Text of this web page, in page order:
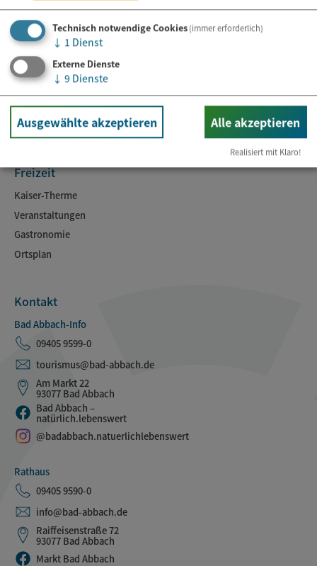
Rathaus
Kontakt & Öffnungszeiten
Online-Dienste
Ansprechpartner
Aktuelles
Freizeit
Kaiser-Therme
Veranstaltungen
Gastronomie
Ortsplan
Kontakt
Bad Abbach-Info
09405 9599-0
tourismus@bad-abbach.de
Am Markt 22
93077 Bad Abbach
Bad Abbach –
natürlich.lebenswert
@badabbach.natuerlichlebenswert
Rathaus
09405 9590-0
info@bad-abbach.de
Raiffeisenstraße 72
93077 Bad Abbach
Markt Bad Abbach
Technisch notwendige Cookies(immer erforderlich)
↓ 1 Dienst
Externe Dienste
↓ 9 Dienste
Ausgewählte akzeptieren Alle akzeptieren
Realisiert mit Klaro!